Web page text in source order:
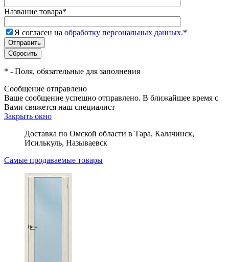
Название товара*
Я согласен на обработку персональных данных.*
* - Поля, обязательные для заполнения
Сообщение отправлено
Ваше сообщение успешно отправлено. В ближайшее время с
Вами свяжется наш специалист
Закрыть окно
Доставка по Омской области в Тара, Калачинск,
Исилькуль, Называевск
Самые продаваемые товары